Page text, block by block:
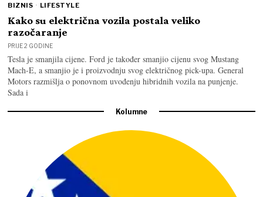
BIZNIS · LIFESTYLE
Kako su električna vozila postala veliko
razočaranje
PRIJE 2 GODINE
Tesla je smanjila cijene. Ford je također smanjio cijenu svog Mustang
Mach-E, a smanjio je i proizvodnju svog električnog pick-upa. General
Motors razmišlja o ponovnom uvođenju hibridnih vozila na punjenje.
Sada i
Kolumne